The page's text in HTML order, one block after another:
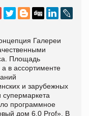
Галереи
Площадь
а в ассортименте
и зарубежных
супермаркета
программное
дом 6.0 Prof». В